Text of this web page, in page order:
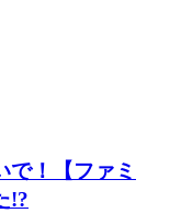
で！【ファミ
!?